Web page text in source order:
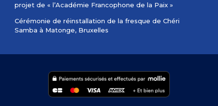
projet de « l’Académie Francophone de la Paix »
Cérémonie de réinstallation de la fresque de Chéri
Samba à Matonge, Bruxelles